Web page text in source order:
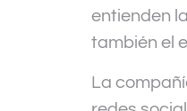
entienden
también el
La